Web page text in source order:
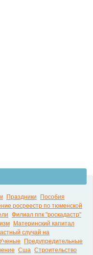
Праздники
Пособия
росреестр по тюменской
Филиал ппк "роскадастр"
Материнский капитал
случай на
Предупредительные
Сша Строительство